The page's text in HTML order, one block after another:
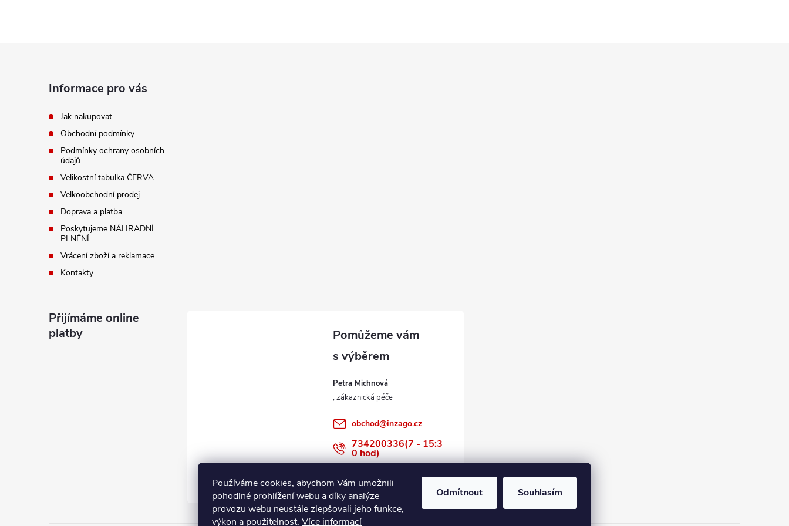
Používáme cookies, abychom Vám umožnili
pohodlné prohlížení webu a díky analýze
provozu webu neustále zlepšovali jeho funkce,
výkon a použitelnost. Více informací
Odmítnout Souhlasím
Informace pro vás
Jak nakupovat
Obchodní podmínky
Podmínky ochrany osobních
údajů
Velikostní tabulka ČERVA
Velkoobchodní prodej
Doprava a platba
Poskytujeme NÁHRADNÍ
PLNĚNÍ
Vrácení zboží a reklamace
Kontakty
Přijímáme online
platby
Petra Michnová
obchod@inzago.cz
734200336(7 - 15:3
0 hod)